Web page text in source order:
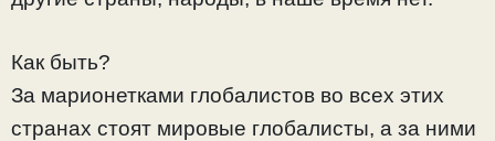
Как быть?
За марионетками глобалистов во всех этих
странах стоят мировые глобалисты, а за ними